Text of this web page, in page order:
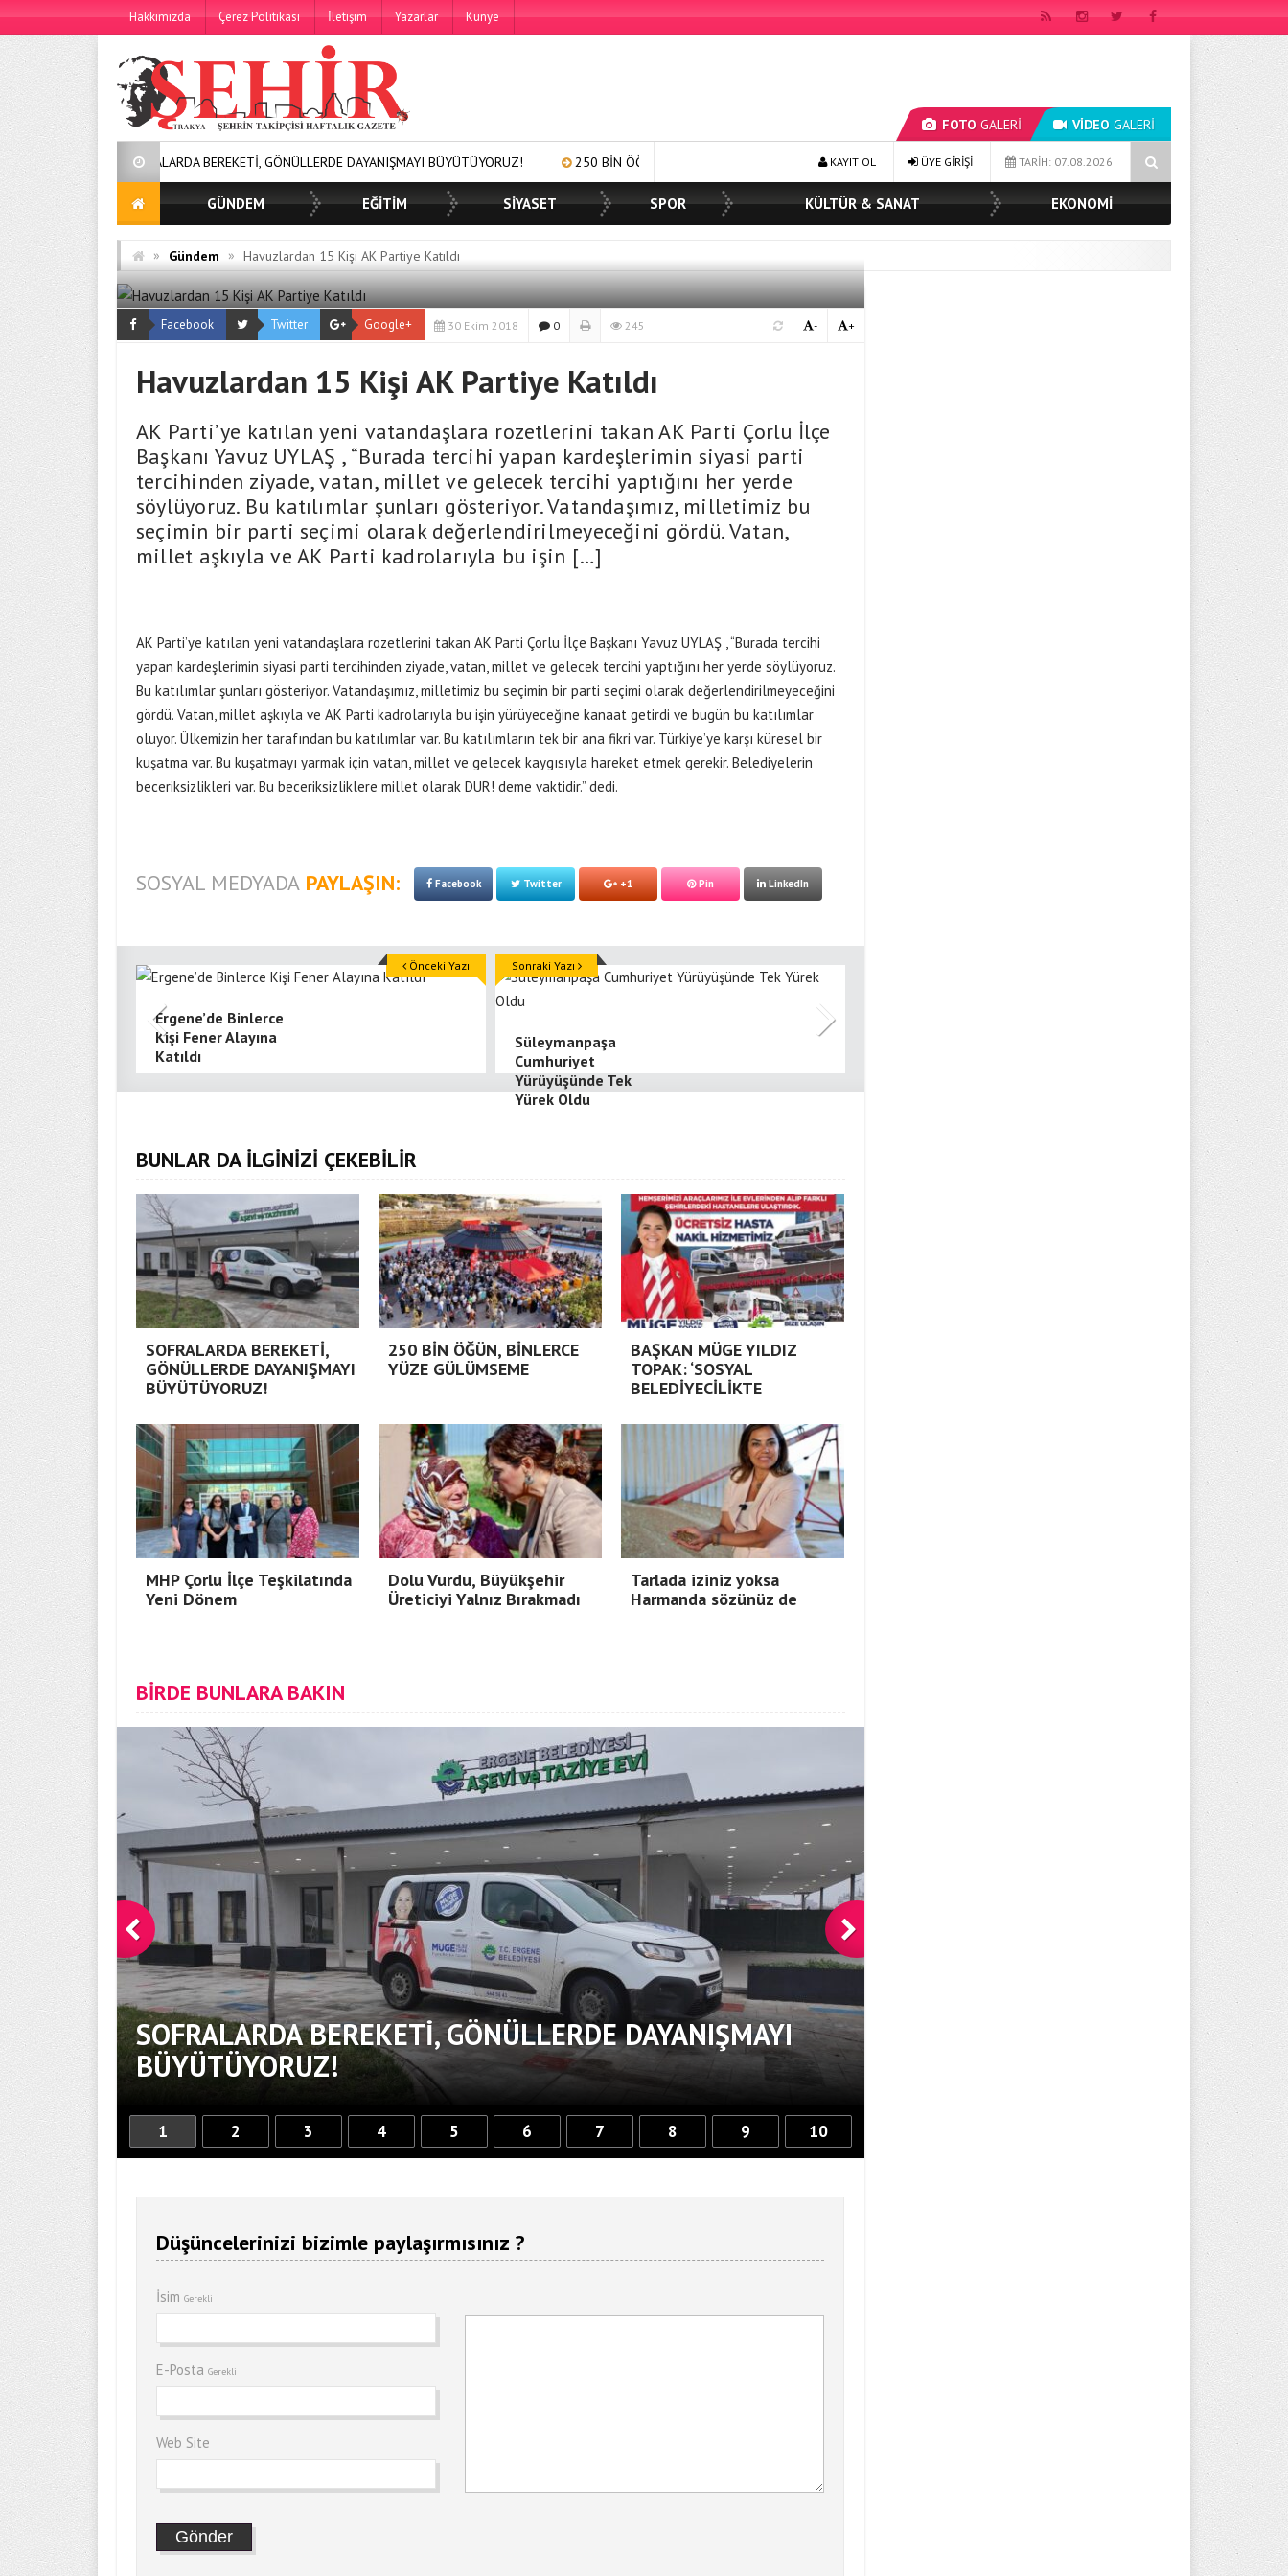
Hakkımızda Çerez Politikası İletişim Yazarlar Künye
FOTO GALERİ VİDEO GALERİ
SOFRALARDA BEREKETİ, GÖNÜLLERDE DAYANIŞMAYI BÜYÜTÜYORUZ! 250 BİN ÖĞÜN, BİNLERCE YÜZE GÜLÜMSEME BAŞKAN MÜGE YILDIZ TOPAK: ‘SOSYAL BELEDİYECİLİKTE HİÇBİR HEMŞERİMİZİ
TARİH: 07.08.2026
ÜYE GİRİŞİ
KAYIT OL
GÜNDEM EĞİTİM SİYASET SPOR KÜLTÜR & SANAT EKONOMİ
» Gündem » Havuzlardan 15 Kişi AK Partiye Katıldı
Facebook Twitter Google+ 30 Ekim 2018 0 245 +
-
Havuzlardan 15 Kişi AK Partiye Katıldı
AK Parti’ye katılan yeni vatandaşlara rozetlerini takan AK Parti Çorlu İlçe
Başkanı Yavuz UYLAŞ , “Burada tercihi yapan kardeşlerimin siyasi parti
tercihinden ziyade, vatan, millet ve gelecek tercihi yaptığını her yerde
söylüyoruz. Bu katılımlar şunları gösteriyor. Vatandaşımız, milletimiz bu
seçimin bir parti seçimi olarak değerlendirilmeyeceğini gördü. Vatan,
millet aşkıyla ve AK Parti kadrolarıyla bu işin […]
AK Parti’ye katılan yeni vatandaşlara rozetlerini takan AK Parti Çorlu İlçe Başkanı Yavuz UYLAŞ , “Burada tercihi
yapan kardeşlerimin siyasi parti tercihinden ziyade, vatan, millet ve gelecek tercihi yaptığını her yerde söylüyoruz.
Bu katılımlar şunları gösteriyor. Vatandaşımız, milletimiz bu seçimin bir parti seçimi olarak değerlendirilmeyeceğini
gördü. Vatan, millet aşkıyla ve AK Parti kadrolarıyla bu işin yürüyeceğine kanaat getirdi ve bugün bu katılımlar
oluyor. Ülkemizin her tarafından bu katılımlar var. Bu katılımların tek bir ana fikri var. Türkiye’ye karşı küresel bir
kuşatma var. Bu kuşatmayı yarmak için vatan, millet ve gelecek kaygısıyla hareket etmek gerekir. Belediyelerin
beceriksizlikleri var. Bu beceriksizliklere millet olarak DUR! deme vaktidir.” dedi.
SOSYAL MEDYADA PAYLAŞIN: Facebook Twitter +1 Pin LinkedIn
Ergene’de Binlerce
Kişi Fener Alayına
Katıldı
Önceki Yazı
Süleymanpaşa
Cumhuriyet
Yürüyüşünde Tek
Yürek Oldu
Sonraki Yazı
BUNLAR DA İLGİNİZİ ÇEKEBİLİR
SOFRALARDA BEREKETİ,
GÖNÜLLERDE DAYANIŞMAYI
BÜYÜTÜYORUZ!
250 BİN ÖĞÜN, BİNLERCE
YÜZE GÜLÜMSEME
BAŞKAN MÜGE YILDIZ
TOPAK: ‘SOSYAL
BELEDİYECİLİKTE
MHP Çorlu İlçe Teşkilatında
Yeni Dönem
Dolu Vurdu, Büyükşehir
Üreticiyi Yalnız Bırakmadı
Tarlada iziniz yoksa
Harmanda sözünüz de
BİRDE BUNLARA BAKIN
SOFRALARDA BEREKETİ, GÖNÜLLERDE DAYANIŞMAYI
BÜYÜTÜYORUZ!
250 BİN ÖĞÜN, BİNLERCE
1 2 3 4 5 6 7 8 9 10
Düşüncelerinizi bizimle paylaşırmısınız ?
İsim Gerekli
E-Posta Gerekli
Web Site